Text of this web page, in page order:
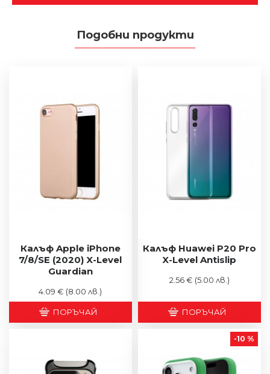
Подобни продукти
Калъф Apple iPhone
7/8/SE (2020) X-Level
Guardian
4.09 € (8.00 лв.)
ПОРЪЧАЙ
Калъф Huawei P20 Pro
X-Level Antislip
2.56 € (5.00 лв.)
ПОРЪЧАЙ
-10 %